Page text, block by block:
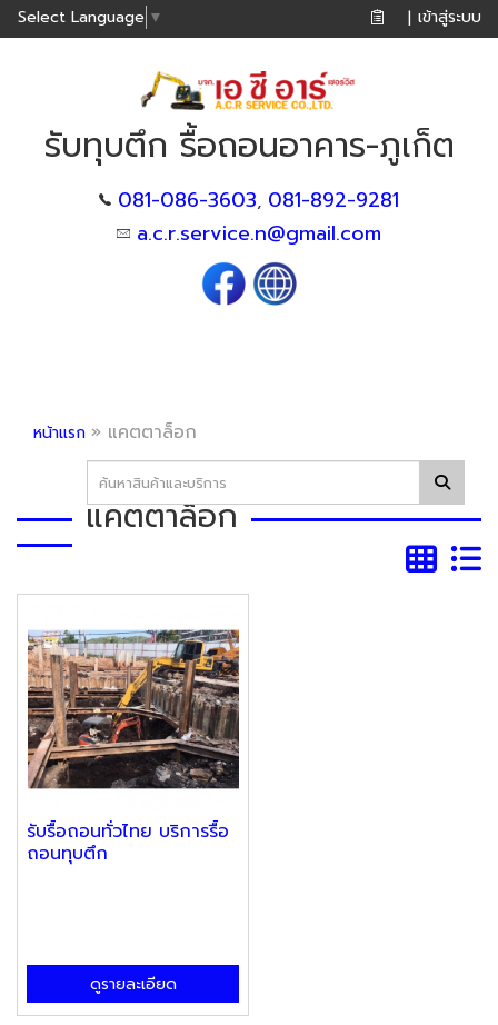
Select Language ▼ | เข้าสู่ระบบ
รับทุบตึก รื้อถอนอาคาร-ภูเก็ต
081-086-3603, 081-892-9281
a.c.r.service.n@gmail.com
หน้าแรก » แคตตาล็อก
แคตตาล็อก
รับรื้อถอนทั่วไทย บริการรื้อ
ถอนทุบตึก
ดูรายละเอียด